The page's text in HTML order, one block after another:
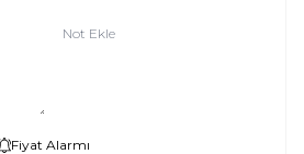
Not Ekle
Fiyat Alarmı